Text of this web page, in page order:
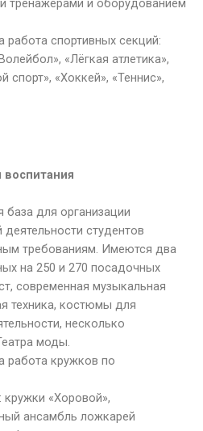
тренажерами и оборудованием
работа спортивных секций:
«Лёгкая атлетика»,
спорт», «Хоккей», «Теннис»,
воспитания
база для организации
студентов
требованиям. Имеются два
на 250 и 270 посадочных
современная музыкальная
техника, костюмы для
несколько
моды.
работа кружков по
«Хоровой»,
ансамбль ложкарей